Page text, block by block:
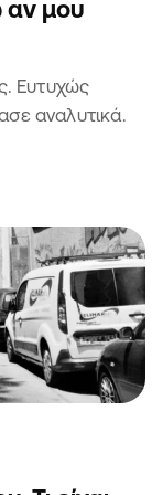
αν μου
Ευτυχώς
αναλυτικά.